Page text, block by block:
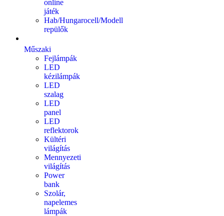
online
játék
Hab/Hungarocell/Modell
repülők
Műszaki
Fejlámpák
LED
kézilámpák
LED
szalag
LED
panel
LED
reflektorok
Kültéri
világítás
Mennyezeti
világítás
Power
bank
Szolár,
napelemes
lámpák